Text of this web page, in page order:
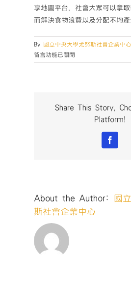
享地圖平台，社會大眾可以拿
而解決食物浪費以及分配不均產
By 國立中央大學尤努斯社會企業中心
留言功能已關閉
Share This Story,
Platform!
About the Author:
國
斯社會企業中心